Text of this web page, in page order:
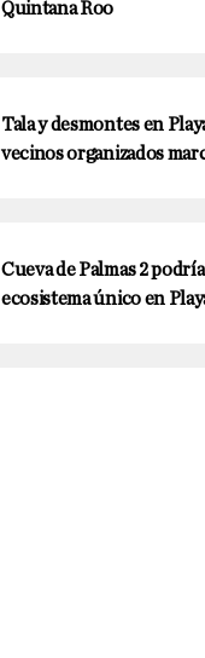
Quintana Roo
Tala y desmontes en
vecinos organizados
Cueva de Palmas 2
ecosistema único en